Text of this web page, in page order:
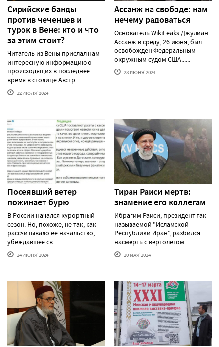
Сирийские банды
против чеченцев и
турок в Вене: кто и что
за этим стоит?
Читатель из Вены прислал нам
интересную информацию о
происходящих в последнее
время в столице Австр......
12 ИЮЛЯ'2024
Ассанж на свободе: нам
нечему радоваться
Основатель WikiLeaks Джулиан
Ассанж в среду, 26 июня, был
освобожден Федеральным
окружным судом США......
28 ИЮНЯ'2024
Посеявший ветер
пожинает бурю
В России начался курортный
сезон. Но, похоже, не так, как
рассчитывало ее начальство,
убеждавшее св......
24 ИЮНЯ'2024
Тиран Раиси мертв:
знамение его коллегам
Ибрагим Раиси, президент так
называемой "Исламской
Республики Иран", разбился
насмерть с вертолетом......
20 МАЯ'2024